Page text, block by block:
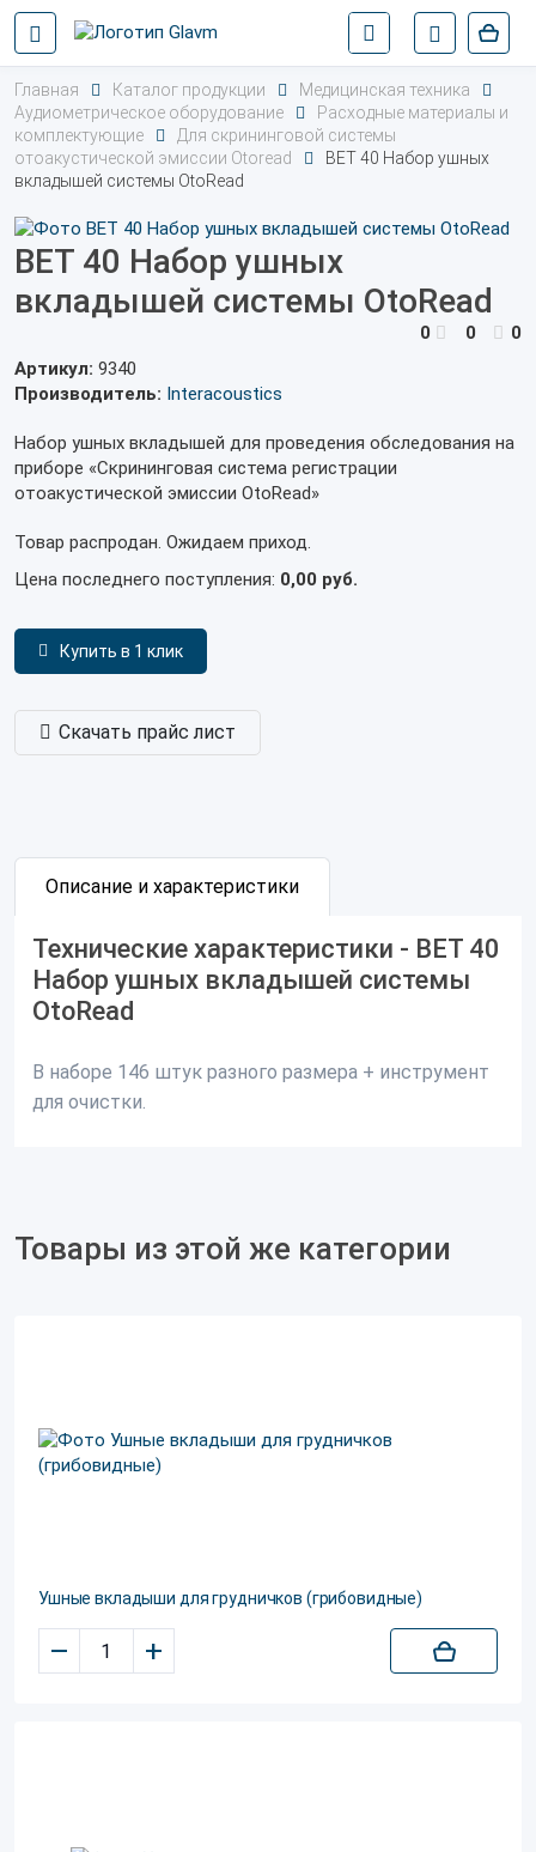
Главная Каталог продукции
Медицинская техника
Аудиометрическое оборудование
Расходные материалы и
комплектующие
Для скрининговой системы
отоакустической эмиссии Otoread
BET 40 Набор ушных
вкладышей системы OtoRead
BET 40 Набор ушных
вкладышей системы OtoRead
0 0
0
Артикул: 9340
Производитель: Interacoustics
Набор ушных вкладышей для проведения обследования на
приборе «Скрининговая система регистрации
отоакустической эмиссии OtoRead»
Товар распродан. Ожидаем приход.
Цена последнего поступления: 0,00 руб.
Купить в 1 клик
Скачать прайс лист
Описание и характеристики
Технические характеристики - BET 40
Набор ушных вкладышей системы
OtoRead
В наборе 146 штук разного размера + инструмент
для очистки.
Товары из этой же категории
Ушные вкладыши для грудничков (грибовидные)
– +